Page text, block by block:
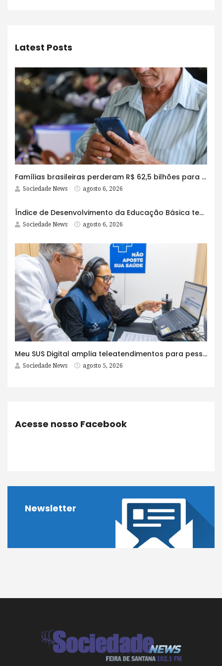
Latest Posts
Famílias brasileiras perderam R$ 62,5 bilhões para bets em 2025
Sociedade News agosto 6, 2026
Índice de Desenvolvimento da Educação Básica tem elevação em todas as etapas
Sociedade News agosto 6, 2026
Meu SUS Digital amplia teleatendimentos para pessoas com problemas com jogos e apostas
Sociedade News agosto 5, 2026
Acesse nosso Facebook
Newsletter